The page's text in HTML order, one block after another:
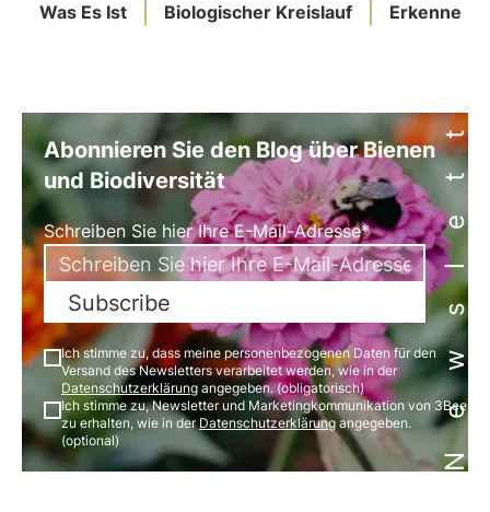
Was Es Ist Biologischer Kreislauf Erkennen
Newsletter
Abonnieren Sie den Blog über Bienen
und Biodiversität
Schreiben Sie hier Ihre E-Mail-Adresse*
Subscribe
Ich stimme zu, dass meine personenbezogenen Daten für den
Versand des Newsletters verarbeitet werden, wie in der
Datenschutzerklärung angegeben. (obligatorisch)
Ich stimme zu, Newsletter und Marketingkommunikation von 3Bee
zu erhalten, wie in derDatenschutzerklärungangegeben.
(optional)